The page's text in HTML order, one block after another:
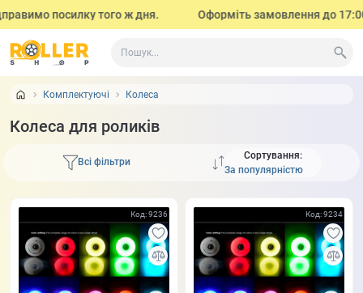
посилку того ж дня. Оформіть замовлення до 17:00 (з
Комплектуючі Колеса
Колеса для роликів
Всі фільтри
Сортування:
Код: 9236 Код: 9234